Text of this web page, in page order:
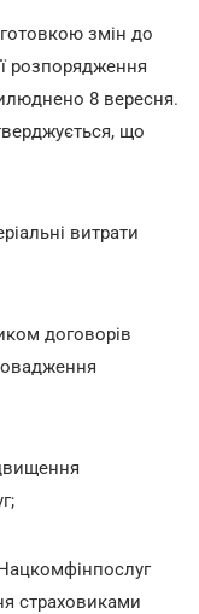
змін до
розпорядження
8 вересня.
що
витрати
договорів
страховиками